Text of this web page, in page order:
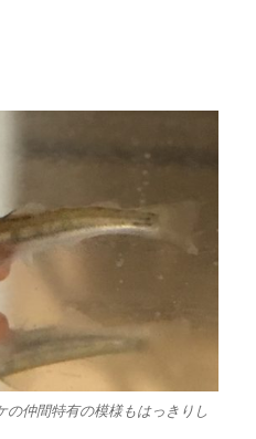
仲間特有の模様もはっきりし